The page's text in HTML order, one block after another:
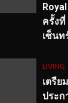
ครั้ง
เซ็นท
LIVING
เตรีย
ประ